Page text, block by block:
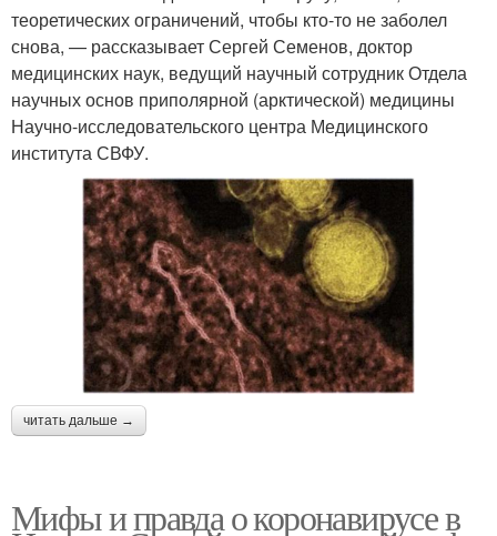
теоретических ограничений, чтобы кто-то не заболел
снова, — рассказывает Сергей Семенов, доктор
медицинских наук, ведущий научный сотрудник Отдела
научных основ приполярной (арктической) медицины
Научно-исследовательского центра Медицинского
института СВФУ.
читать дальше →
Мифы и правда о коронавирусе в